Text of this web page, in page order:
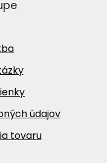
údajov
tovaru